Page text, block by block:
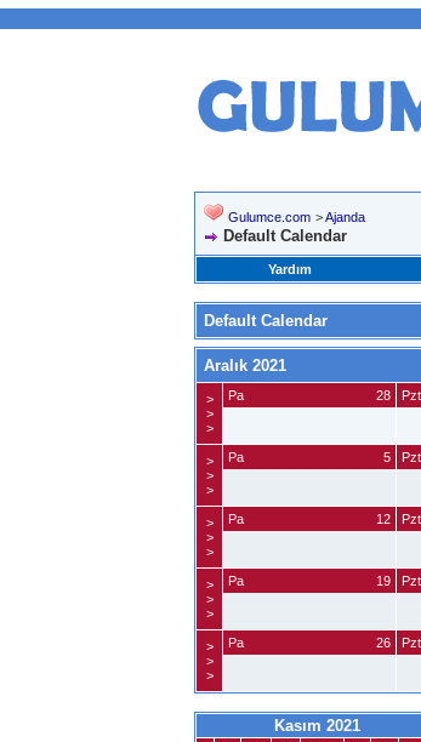
Gulumce.com >Ajanda
Default Calendar
Yardım
Default Calendar
Aralık 2021
>
>
>
28
Pa Pzt
>
>
>
5
Pa Pzt
>
>
>
12
Pa Pzt
>
>
>
19
Pa Pzt
>
>
>
26
Pa Pzt
Kasım 2021